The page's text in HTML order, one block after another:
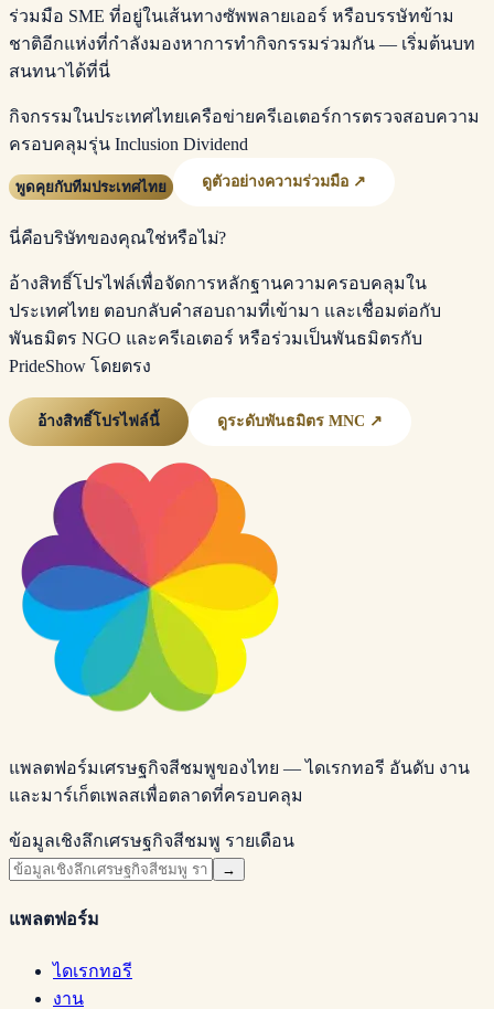
ร่วมมือ SME ที่อยู่ในเส้นทางซัพพลายเออร์ หรือบรรษัทข้าม
ชาติอีกแห่งที่กำลังมองหาการทำกิจกรรมร่วมกัน — เริ่มต้นบท
สนทนาได้ที่นี่
กิจกรรมในประเทศไทยเครือข่ายครีเอเตอร์การตรวจสอบความ
ครอบคลุมรุ่น Inclusion Dividend
พูดคุยกับทีมประเทศไทย ดูตัวอย่างความร่วมมือ ↗
นี่คือบริษัทของคุณใช่หรือไม่?
อ้างสิทธิ์โปรไฟล์เพื่อจัดการหลักฐานความครอบคลุมใน
ประเทศไทย ตอบกลับคำสอบถามที่เข้ามา และเชื่อมต่อกับ
พันธมิตร NGO และครีเอเตอร์ หรือร่วมเป็นพันธมิตรกับ
PrideShow โดยตรง
อ้างสิทธิ์โปรไฟล์นี้ ดูระดับพันธมิตร MNC ↗
แพลตฟอร์มเศรษฐกิจสีชมพูของไทย — ไดเรกทอรี อันดับ งาน
และมาร์เก็ตเพลสเพื่อตลาดที่ครอบคลุม
ข้อมูลเชิงลึกเศรษฐกิจสีชมพู รายเดือน
→
แพลตฟอร์ม
ไดเรกทอรี
งาน